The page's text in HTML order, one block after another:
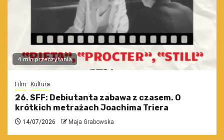
4 min przeczytania
Film Kultura
26. SFF: Debiutanta zabawa z czasem. O
krótkich metrażach Joachima Triera
14/07/2026 Maja Grabowska